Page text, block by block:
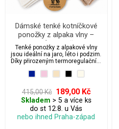
Dámské tenké kotníčkové
ponožky z alpaka vlny –
sada 3 párů, prodyšné / jaro,
léto a podzim
Tenké ponožky z alpakové vlny
jsou ideální na jaro, léto i podzim.
Díky přirozeným termoregulačním
zahřejí a v teplejším počasí díky
vysoké prodyšnosti a výbornému
odvodu vlhkosti zabraňují
přehřívání. Vaše nohy tak
zůstávají v suchu, svěží a v
maximálním pohodlí po celý den.
415,00 Kč 189,00 Kč
Skladem > 5 a více ks
do st 12.8. u Vás
nebo ihned Praha-západ